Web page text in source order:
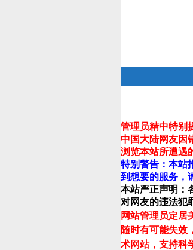
管理员精中特别
中国大陆网友因
浏览本站所遭遇
特别警告：本站
到想要的服务，
本站严正声明：
对网友的违法犯
网站管理员定
随时有可能失效
术网站，支持科